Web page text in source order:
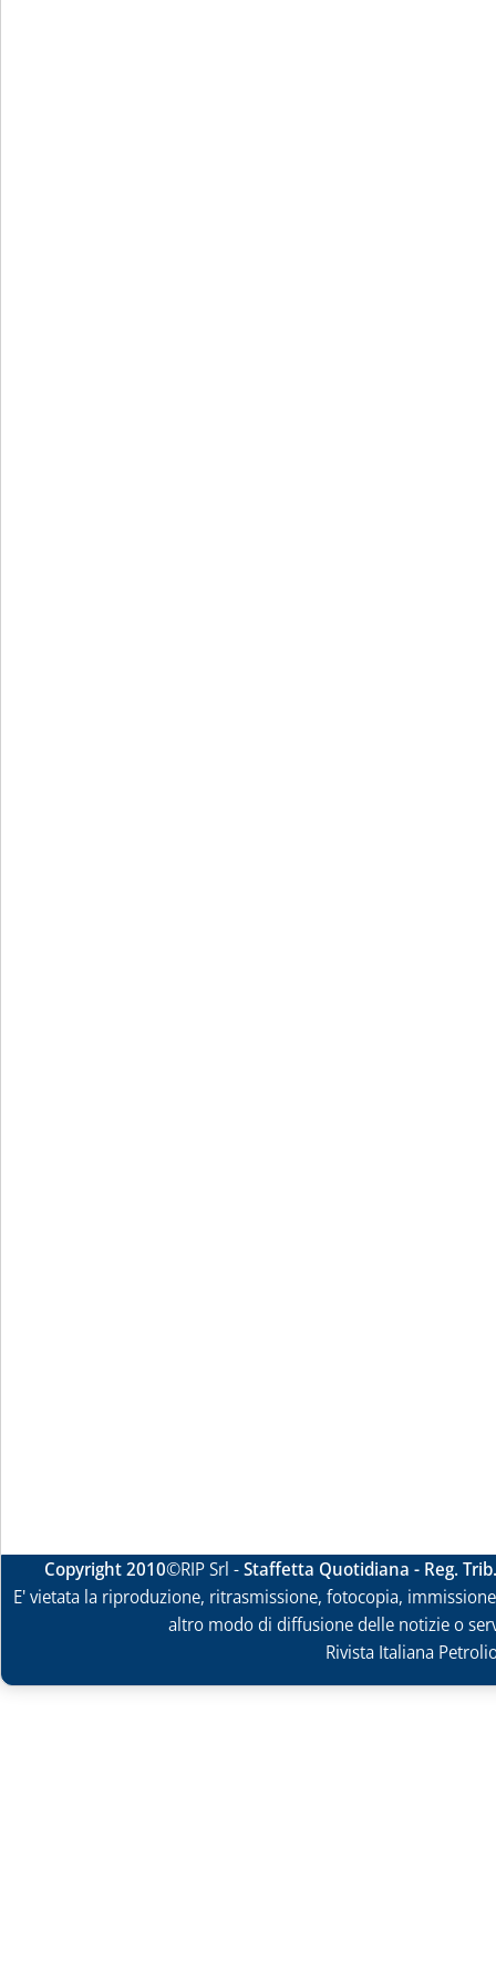
Copyright 2010©RIP Srl -Staffetta Quotidiana - Reg.
E' vietata la riproduzione, ritrasmissione, fotocopia,
altro modo di diffusione delle notizie o
Rivista Italiana